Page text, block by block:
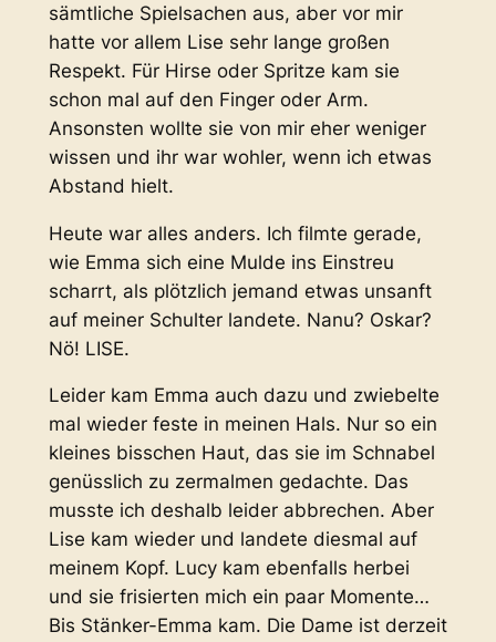
sämtliche Spielsachen aus, aber vor mir
hatte vor allem Lise sehr lange großen
Respekt. Für Hirse oder Spritze kam sie
schon mal auf den Finger oder Arm.
Ansonsten wollte sie von mir eher weniger
wissen und ihr war wohler, wenn ich etwas
Abstand hielt.
Heute war alles anders. Ich filmte gerade,
wie Emma sich eine Mulde ins Einstreu
scharrt, als plötzlich jemand etwas unsanft
auf meiner Schulter landete. Nanu? Oskar?
Nö! LISE.
Leider kam Emma auch dazu und zwiebelte
mal wieder feste in meinen Hals. Nur so ein
kleines bisschen Haut, das sie im Schnabel
genüsslich zu zermalmen gedachte. Das
musste ich deshalb leider abbrechen. Aber
Lise kam wieder und landete diesmal auf
meinem Kopf. Lucy kam ebenfalls herbei
und sie frisierten mich ein paar Momente…
Bis Stänker-Emma kam. Die Dame ist derzeit